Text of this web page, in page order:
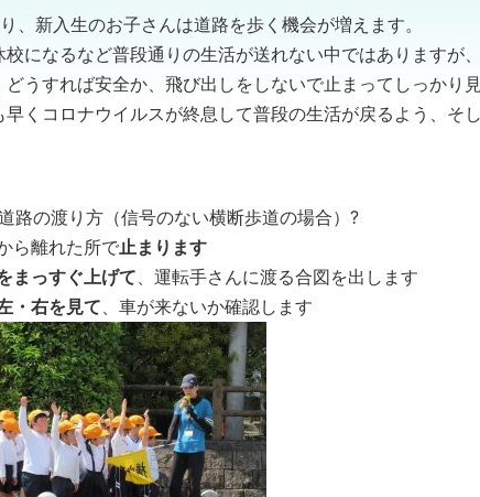
、新入生のお子さんは道路を歩く機会が増えます。
校になるなど普段通りの生活が送れない中ではあります
どうすれば安全か、飛び出しをしないで止まってしっかり
早くコロナウイルスが終息して普段の生活が戻るよう、そ
路の渡り方（信号のない横断歩道の場合）?
離れた所で止まります
まっすぐ上げて、運転手さんに渡る合図を出します
・右を見て、車が来ないか確認します